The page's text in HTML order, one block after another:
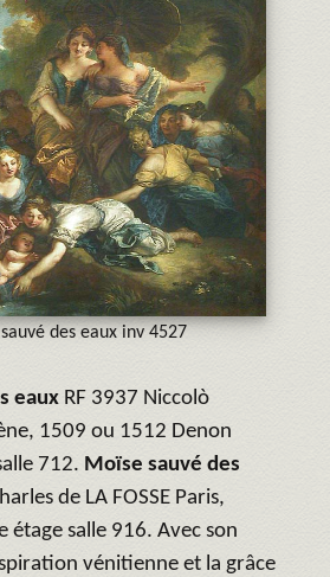
des eaux inv 4527
eaux RF 3937 Niccolò
1509 ou 1512 Denon
712. Moïse sauvé des
de LA FOSSE Paris,
étage salle 916. Avec son
vénitienne et la grâce